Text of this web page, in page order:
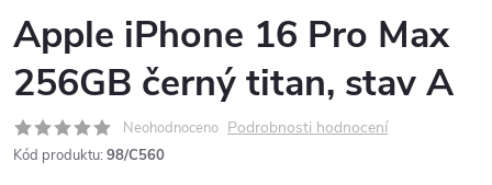
Apple iPhone 16 Pro Max
256GB černý titan, stav A
Neohodnoceno Podrobnosti hodnocení
Kód produktu: 98/C560